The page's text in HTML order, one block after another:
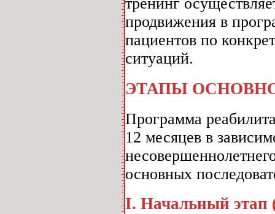
продвижения в
пациентов по
ситуаций.
ЭТАПЫ
Программа
12 месяцев в
основных
I. Начальный этап